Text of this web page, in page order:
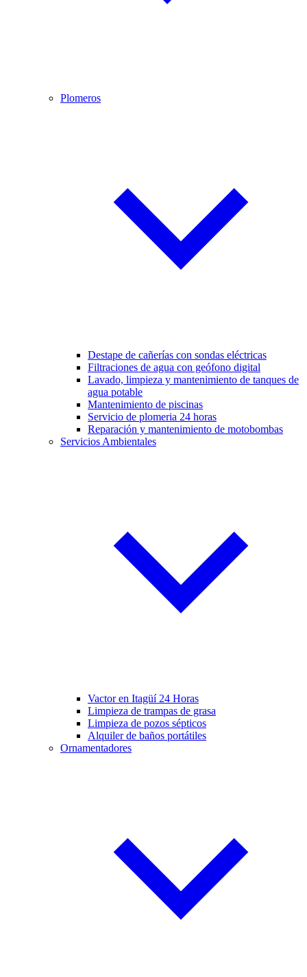
Plomeros
Destape de cañerías con sondas eléctricas
Filtraciones de agua con geófono digital
Lavado, limpieza y mantenimiento de tanques de
agua potable
Mantenimiento de piscinas
Servicio de plomeria 24 horas
Reparación y mantenimiento de motobombas
Servicios Ambientales
Vactor en Itagüí 24 Horas
Limpieza de trampas de grasa
Limpieza de pozos sépticos
Alquiler de baños portátiles
Ornamentadores